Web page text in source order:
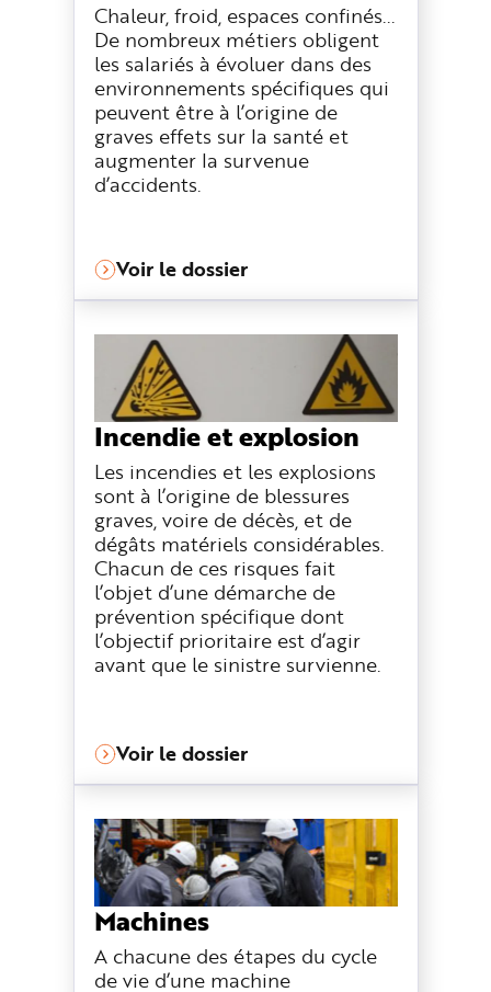
Chaleur, froid, espaces confinés...
De nombreux métiers obligent
les salariés à évoluer dans des
environnements spécifiques qui
peuvent être à l’origine de
graves effets sur la santé et
augmenter la survenue
d’accidents.
Voir le dossier
Incendie et explosion
Les incendies et les explosions
sont à l’origine de blessures
graves, voire de décès, et de
dégâts matériels considérables.
Chacun de ces risques fait
l’objet d’une démarche de
prévention spécifique dont
l’objectif prioritaire est d’agir
avant que le sinistre survienne.
Voir le dossier
Machines
A chacune des étapes du cycle
de vie d’une machine